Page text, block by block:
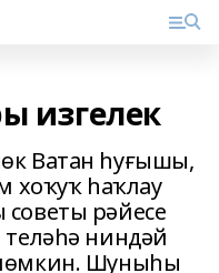
изгелек
Ватан һуғышы,
хоҡуҡ һаҡлау
рәйесе
теләһә ниндәй
Шуныһы